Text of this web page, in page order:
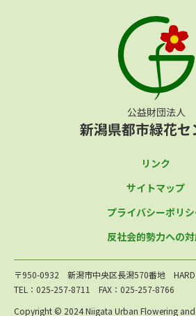
リンク
サイトマップ
プライバシーポリ
反社会的勢力への
〒950-0932 新潟市中央区長潟570番地 HARD
TEL：025-257-8711 FAX：025-257-8766
Copyright © 2024 Niigata Urban Flowering